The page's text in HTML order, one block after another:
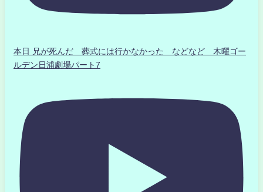
本日 兄が死んだ 葬式には行かなかった などなど 木曜ゴー
ルデン日浦劇場パート7